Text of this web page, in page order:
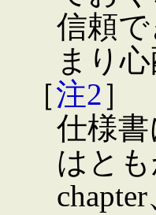
信頼
まり
［注2］
仕様
はとも